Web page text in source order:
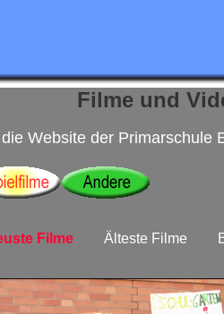
Filme und
Website der Primarschule
Filme Älteste Filme